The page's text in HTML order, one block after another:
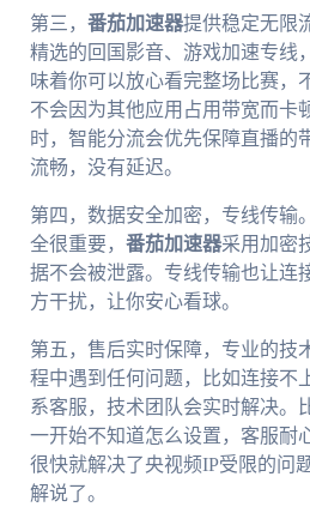
第三， 番茄加速器提供稳定无限
精选的回国影音、游戏加速专线
味着你可以放心看完整场比赛，
不会因为其他应用占用带宽而卡
时，智能分流会优先保障直播的
流畅，没有延迟。
第四，数据安全加密，专线传输
全很重要， 番茄加速器采用加密
据不会被泄露。专线传输也让连
方干扰，让你安心看球。
第五，售后实时保障，专业的技
程中遇到任何问题，比如连接不
系客服，技术团队会实时解决。
一开始不知道怎么设置，客服耐
很快就解决了央视频IP受限的问
解说了。